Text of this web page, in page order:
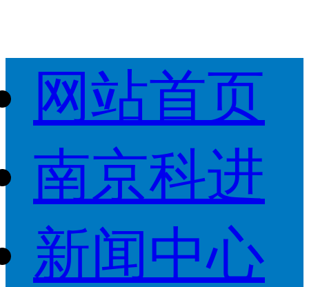
网站首页
南京科进
新闻中心